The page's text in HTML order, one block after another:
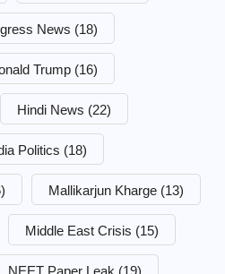
News (18)
Trump (16)
Hindi News (22)
Politics (18)
Mallikarjun Kharge (13)
Middle East Crisis (15)
NEET Paper Leak (19)